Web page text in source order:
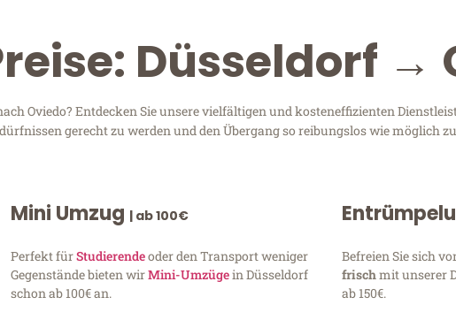
Düsseldorf →
Oviedo? Entdecken Sie unsere vielfältigen und kosteneffizienten
gerecht zu werden und den Übergang so reibungslos wie möglich
Mini Umzug | ab 100€
Perfekt fürStudierendeoder den Transport weniger
Gegenstände bieten wirMini-Umzügein Düsseldorf
schon ab 100€ an.
Befreien Sie sich
frischmit unserer
ab 150€.